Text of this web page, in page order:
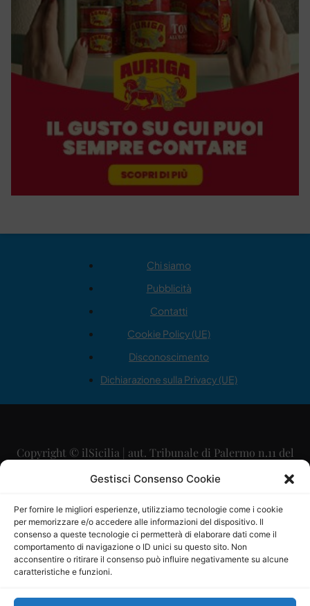
Gestisci Consenso Cookie
Per fornire le migliori esperienze, utilizziamo tecnologie come i cookie
per memorizzare e/o accedere alle informazioni del dispositivo. Il
consenso a queste tecnologie ci permetterà di elaborare dati come il
comportamento di navigazione o ID unici su questo sito. Non
acconsentire o ritirare il consenso può influire negativamente su alcune
caratteristiche e funzioni.
Chi siamo
Pubblicità
Contatti
Cookie Policy (UE)
Disconoscimento
Dichiarazione sulla Privacy (UE)
Copyright © ilSicilia | aut. Tribunale di Palermo n.11 del
29/09/2015
Direttore Editoriale: Maurizio Scaglione
Direttore Responsabile: Maria Calabrese